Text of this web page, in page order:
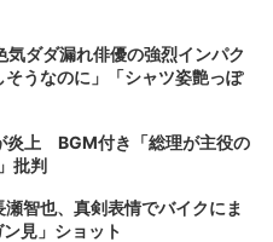
ダダ漏れ俳優の強烈インパク
うなのに」「シャツ姿艶っぽ
炎上 BGM付き「総理が主役の
批判
智也、真剣表情でバイクにま
見」ショット